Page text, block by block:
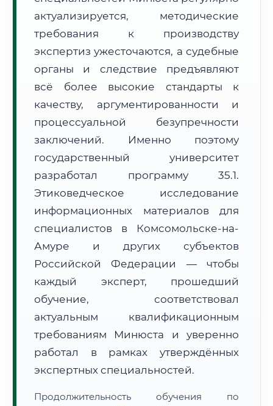
Расчет логистики оригиналов:
• Экспресс-доставка СДЭК / Почтой:
5–7 рабочих дней
🔍Нажмите на документ для увеличения и просмотра
актуализируется, методические
требования к производству
экспертиз ужесточаются, а судебные
органы и следствие предъявляют
всё более высокие стандарты к
качеству, аргументированности и
процессуальной безупречности
заключений. Именно поэтому
государственный университет
разработал программу 35.1.
Этиковедческое исследование
информационных материалов для
специалистов в Комсомольске-на-
Амуре и других субъектов
Российской Федерации — чтобы
каждый эксперт, прошедший
обучение, соответствовал
актуальным квалификационным
требованиям Минюста и уверенно
работал в рамках утверждённых
экспертных специальностей.
Продолжительность обучения по